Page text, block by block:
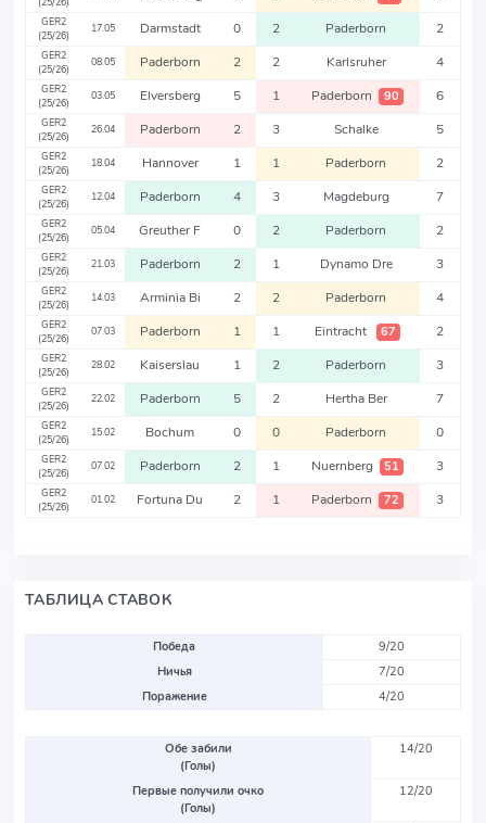
GER2
(25/26)
17.05 Darmstadt 0 2 Paderborn 2
GER2
(25/26)
08.05 Paderborn 2 2 Karlsruher 4
GER2
(25/26)
03.05 Elversberg 5 1 Paderborn 90 6
GER2
(25/26)
26.04 Paderborn 2 3 Schalke 5
GER2
(25/26)
18.04 Hannover 1 1 Paderborn 2
GER2
(25/26)
12.04 Paderborn 4 3 Magdeburg 7
GER2
(25/26)
05.04 Greuther F 0 2 Paderborn 2
GER2
(25/26)
21.03 Paderborn 2 1 Dynamo Dre 3
GER2
(25/26)
14.03 Arminia Bi 2 2 Paderborn 4
GER2
(25/26)
07.03 Paderborn 1 1 Eintracht 67 2
GER2
(25/26)
28.02 Kaiserslau 1 2 Paderborn 3
GER2
(25/26)
22.02 Paderborn 5 2 Hertha Ber 7
GER2
(25/26)
15.02 Bochum 0 0 Paderborn 0
GER2
(25/26)
07.02 Paderborn 2 1 Nuernberg 51 3
GER2
(25/26)
01.02 Fortuna Du 2 1 Paderborn 72 3
ТАБЛИЦА СТАВОК
Победа
9/20
Ничья
7/20
Поражение
4/20
Обе забили
(Голы)
14/20
Первые получили очко
(Голы)
12/20